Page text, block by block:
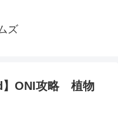
ズ
】ONI攻略 植物